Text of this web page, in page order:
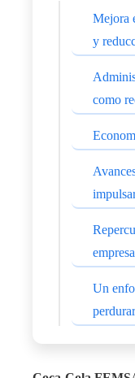
Mejora
y
como
Un